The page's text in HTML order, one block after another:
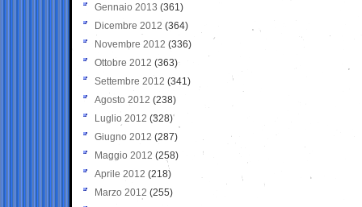
Gennaio 2013 (361)
Dicembre 2012 (364)
Novembre 2012 (336)
Ottobre 2012 (363)
Settembre 2012 (341)
Agosto 2012 (238)
Luglio 2012 (328)
Giugno 2012 (287)
Maggio 2012 (258)
Aprile 2012 (218)
Marzo 2012 (255)